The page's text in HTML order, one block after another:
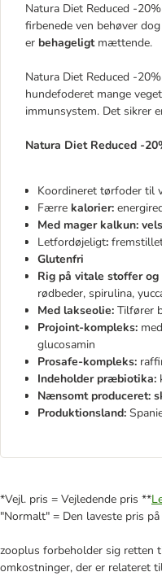
Natura Diet Reduced -
firbenede ven behøver
er behageligtmættende.
Natura Diet Reduced -
hundefoderet mange
immunsystem. Det sikrer
Natura Diet Reduced -
Koordineret tørfoder til
Færre kalorier:
Med mager kalkun:
Letfordøjeligt:
Glutenfri
Rig på vitale stoffer
rødbeder, spirulina,
Med lakseolie: Tilfører
Projoint-kompleks:
glucosamin
Prosafe-kompleks:
Indeholder præbiotika:
Nænsomt produceret:
Produktionsland:
*Vejl. pris = Vejledende pris **
"Normalt" = Den laveste pris
zooplus forbeholder sig retten
omkostninger, der er relateret